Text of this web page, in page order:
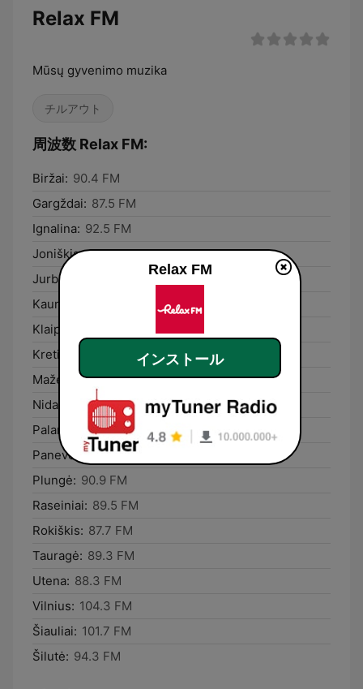
Relax FM
Mūsų gyvenimo muzika
チルアウト
周波数 Relax FM:
Biržai: 90.4 FM
Gargždai: 87.5 FM
Ignalina: 92.5 FM
Joniškis: 93.4 FM
Jurbarkas:
Kaunas:
Klaipėda:
Kretinga:
Mažeikiai: 106,8
Nida:
89,8
Palanga:
87.5 FM
Panevėžys: 94.3 FM
Plungė: 90.9 FM
Raseiniai: 89.5 FM
Rokiškis: 87.7 FM
Tauragė: 89.3 FM
Utena: 88.3 FM
Vilnius: 104.3 FM
Šiauliai: 101.7 FM
Šilutė: 94.3 FM
Relax FM
インストール